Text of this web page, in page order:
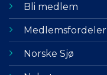
Bli medlem
Medlemsfordeler
Norske Sjø